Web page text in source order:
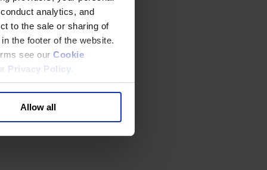
analytics, and
to the sale or sharing of
the footer of the website.
see our Cookie
Privacy Policy
Allow all